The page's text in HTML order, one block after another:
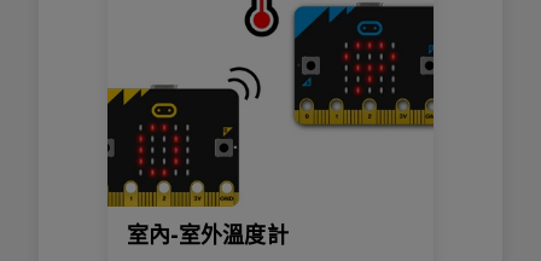
室內-室外溫度計